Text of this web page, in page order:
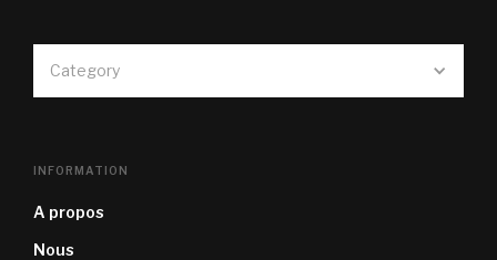
Category
INFORMATION
A propos
Nous